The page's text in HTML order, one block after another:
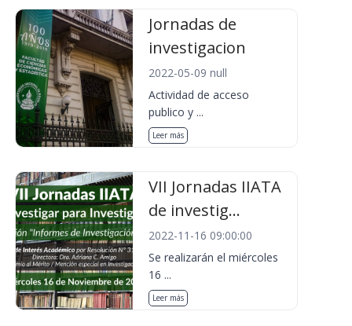
Jornadas de
investigacion
2022-05-09 null
Actividad de acceso
publico y ...
Leer más
VII Jornadas IIATA
de investig...
2022-11-16 09:00:00
Se realizarán el miércoles
16 ...
Leer más